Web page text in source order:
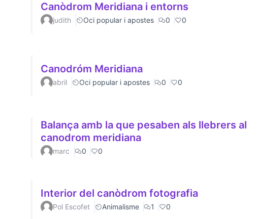
Canòdrom Meridiana i entorns
judith Oci popular i apostes 0 0
Canodróm Meridiana
abril Oci popular i apostes 0 0
Balança amb la que pesaben als llebrers al
canodrom meridiana
marc 0 0
Interior del canòdrom fotografia
Pol Escofet Animalisme 1 0